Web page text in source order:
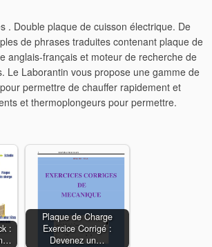
. Double plaque de cuisson électrique. De
de phrases traduites contenant plaque de
anglais-français et moteur de recherche de
Le Laborantin vous propose une gamme de
permettre de chauffer rapidement et
et thermoplongeurs pour permettre.
:
Plaque de Charge
Exercice Corrigé :
Devenez un…